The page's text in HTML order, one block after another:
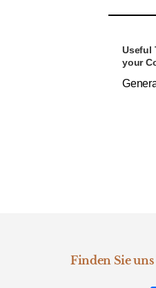
Useful
your
Finden Sie